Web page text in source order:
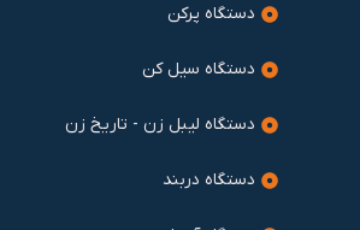
دستگاه پرکن
دستگاه سیل کن
دستگاه لیبل زن - تاریخ زن
دستگاه دربند